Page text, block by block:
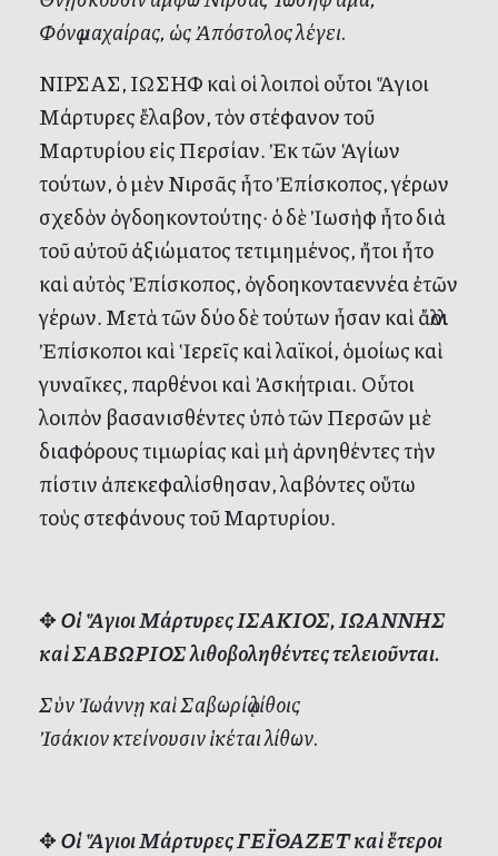
Φόνῳ μαχαίρας, ὡς Ἀπόστολος λέγει.
ΝΙΡΣΑΣ, ΙΩΣΗΦ καὶ οἱ λοιποὶ οὗτοι Ἅγιοι
Μάρτυρες ἔλαβον, τὸν στέφανον τοῦ
Μαρτυρίου εἰς Περσίαν. Ἐκ τῶν Ἁγίων
τούτων, ὁ μὲν Νιρσᾶς ἦτο Ἐπίσκοπος, γέρων
σχεδὸν ὀγδοηκοντούτης· ὁ δὲ Ἰωσὴφ ἦτο διὰ
τοῦ αὐτοῦ ἀξιώματος τετιμημένος, ἤτοι ἦτο
καὶ αὐτὸς Ἐπίσκοπος, ὀγδοηκονταεννέα ἐτῶν
γέρων. Μετὰ τῶν δύο δὲ τούτων ἦσαν καὶ ἄλλοι
Ἐπίσκοποι καὶ Ἱερεῖς καὶ λαϊκοί, ὁμοίως καὶ
γυναῖκες, παρθένοι καὶ Ἀσκήτριαι. Οὗτοι
λοιπὸν βασανισθέντες ὑπὸ τῶν Περσῶν μὲ
διαφόρους τιμωρίας καὶ μὴ ἀρνηθέντες τὴν
πίστιν ἀπεκεφαλίσθησαν, λαβόντες οὕτω
τοὺς στεφάνους τοῦ Μαρτυρίου.
✥Οἱ Ἅγιοι Μάρτυρες ΙΣΑΚΙΟΣ, ΙΩΑΝΝΗΣ
καὶ ΣΑΒΩΡΙΟΣ λιθοβοληθέντες τελειοῦνται.
Σὺν Ἰωάννῃ καὶ Σαβωρίῳ λίθοις
Ἰσάκιον κτείνουσιν ἱκέται λίθων.
✥Οἱ Ἅγιοι Μάρτυρες ΓΕΪΘΑΖΕΤ καὶ ἕτεροι